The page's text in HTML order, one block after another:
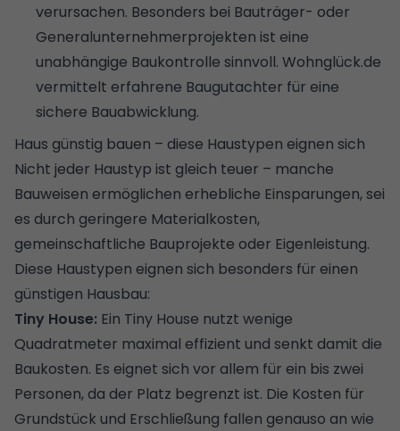
verursachen. Besonders bei Bauträger- oder
Generalunternehmerprojekten ist eine
unabhängige Baukontrolle sinnvoll. Wohnglück.de
vermittelt erfahrene Baugutachter für eine
sichere Bauabwicklung.
Haus günstig bauen – diese Haustypen eignen sich
Nicht jeder Haustyp ist gleich teuer – manche
Bauweisen ermöglichen erhebliche Einsparungen, sei
es durch geringere Materialkosten,
gemeinschaftliche Bauprojekte oder Eigenleistung.
Diese Haustypen eignen sich besonders für einen
günstigen Hausbau:
Tiny House: Ein Tiny House nutzt wenige
Quadratmeter maximal effizient und senkt damit die
Baukosten. Es eignet sich vor allem für ein bis zwei
Personen, da der Platz begrenzt ist. Die Kosten für
Grundstück und Erschließung fallen genauso an wie